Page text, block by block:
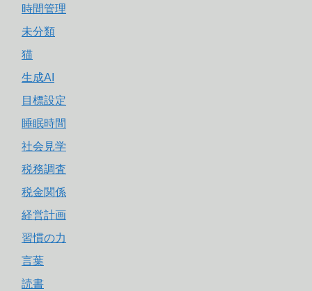
時間管理
未分類
猫
生成AI
目標設定
睡眠時間
社会見学
税務調査
税金関係
経営計画
習慣の力
言葉
読書